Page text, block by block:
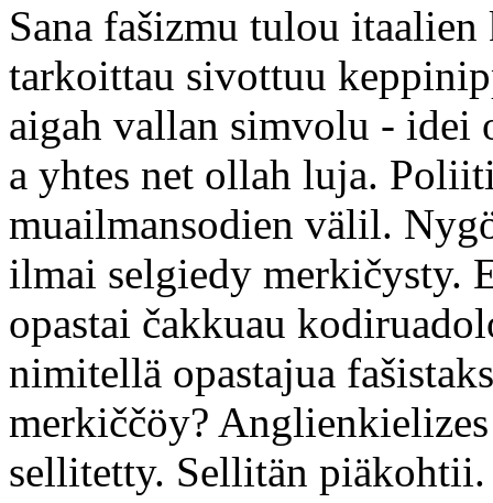
Sana fašizmu tulou
tarkoittau sivottuu
aigah vallan simvolu -
a yhtes net ollah luja.
muailmansodien välil.
ilmai selgiedy merkičysty.
opastai čakkuau
nimitellä opastajua
merkiččöy?
sellitetty. Sellitän piäkohtii.